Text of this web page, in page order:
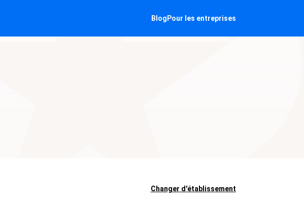
Blog Pour les entreprises
Changer d'établissement